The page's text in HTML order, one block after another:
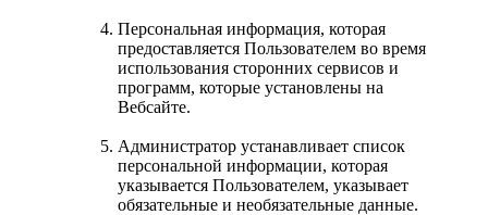
Персональная информация, которая
предоставляется Пользователем во время
использования сторонних сервисов и
программ, которые установлены на
Вебсайте.
Администратор устанавливает список
персональной информации, которая
указывается Пользователем, указывает
обязательные и необязательные данные.